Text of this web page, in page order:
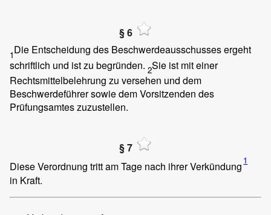
§ 6
1Die Entscheidung des Beschwerdeausschusses ergeht
schriftlich und ist zu begründen. 2Sie ist mit einer
Rechtsmittelbelehrung zu versehen und dem
Beschwerdeführer sowie dem Vorsitzenden des
Prüfungsamtes zuzustellen.
§ 7
Diese Verordnung tritt am Tage nach ihrer Verkündung 1
in Kraft.